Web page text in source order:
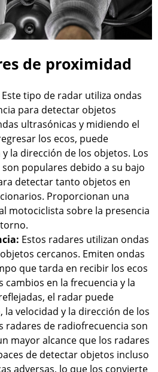
de proximidad
Este tipo de radar utiliza ondas
para detectar objetos
ultrasónicas y midiendo el
los ecos, puede
la dirección de los objetos. Los
populares debido a su bajo
detectar tanto objetos en
Proporcionan una
motociclista sobre la presencia
Estos radares utilizan ondas
cercanos. Emiten ondas
que tarda en recibir los ecos
cambios en la frecuencia y la
el radar puede
velocidad y la dirección de los
radares de radiofrecuencia son
mayor alcance que los radares
de detectar objetos incluso
adversas, lo que los convierte